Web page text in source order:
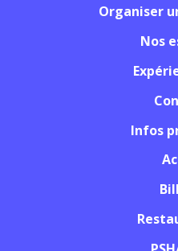
Organiser
Nos
Infos